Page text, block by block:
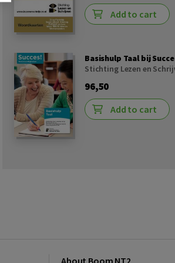
Add to cart
Basishulp Taal bij
Stichting Lezen en
96,50
Add to cart
About Boom NT2